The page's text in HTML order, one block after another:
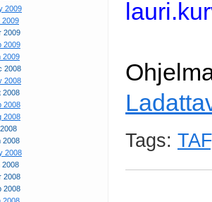
2009
2009
2009
2009
2009
2008
2008
2008
2008
2008
2008
2008
2008
2008
2008
Tags: TAF